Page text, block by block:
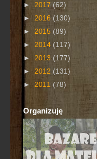
► 2017 (62)
► 2016 (130)
► 2015 (89)
► 2014 (117)
► 2013 (177)
► 2012 (131)
► 2011 (78)
Organizuję